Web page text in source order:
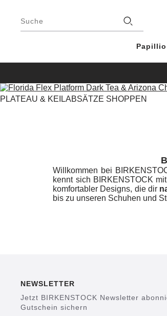
Suche
PLATEAU & KEILABSÄTZE SHOPPEN
Willkommen bei
kennt sich BIRKENSTOCK
komfortabler Designs, die dir
bis zu unseren Schuhen und
NEWSLETTER
Jetzt BIRKENSTOCK Newsletter
Gutschein sichern